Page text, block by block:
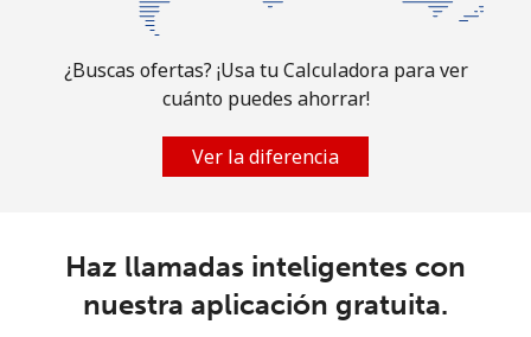
¿Buscas ofertas? ¡Usa tu Calculadora para ver
cuánto puedes ahorrar!
Ver la diferencia
Haz llamadas inteligentes con
nuestra aplicación gratuita.